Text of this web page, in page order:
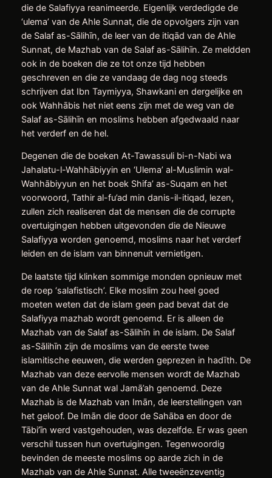
die de Salafiyya reanimeerde. Eigenlijk verdedigde de
‘ulema’ van de Ahle Sunnat, die de opvolgers zijn van
de Salaf as-Sālihīn, de leer van de itiqād van de Ahle
Sunnat, de Mazhab van de Salaf as-Sālihīn. Ze meldden
ook in de boeken die ze tot onze tijd hebben
geschreven en die ze vandaag de dag nog steeds
schrijven dat Ibn Taymiyya, Shawkani en dergelijke en
ook Wahhābis het niet eens zijn met de weg van de
Salaf as-Sālihīn en moslims hebben afgedwaald naar
het verderf en de hel.
Degenen die de boeken At-Tawassuli bi-n-Nabi wa
Jahalatu-l-Wahhābiyyin en ‘Ulema’ al-Muslimin wal-
Wahhābiyyun en het boek Shifa’ as-Suqam en het
voorwoord, Tathir al-fu’ad min danis-il-itiqad, lezen,
zullen zich realiseren dat de mensen die de corrupte
overtuigingen hebben uitgevonden die de Nieuwe
Salafiyya worden genoemd, moslims naar het verderf
leiden en de islam van binnenuit vernietigen.
De laatste tijd klinken sommige monden opnieuw met
de roep ‘salafistisch’. Elke moslim zou heel goed
moeten weten dat de islam geen pad bevat dat de
Salafiyya mazhab wordt genoemd. Er is alleen de
Mazhab van de Salaf as-Sālihīn in de islam. De Salaf
as-Sālihīn zijn de moslims van de eerste twee
islamitische eeuwen, die werden geprezen in hadīth. De
Mazhab van deze eervolle mensen wordt de Mazhab
van de Ahle Sunnat wal Jamā’ah genoemd. Deze
Mazhab is de Mazhab van Imān, de leerstellingen van
het geloof. De Imān die door de Sahāba en door de
Tābi’īn werd vastgehouden, was dezelfde. Er was geen
verschil tussen hun overtuigingen. Tegenwoordig
bevinden de meeste moslims op aarde zich in de
Mazhab van de Ahle Sunnat. Alle tweeënzeventig